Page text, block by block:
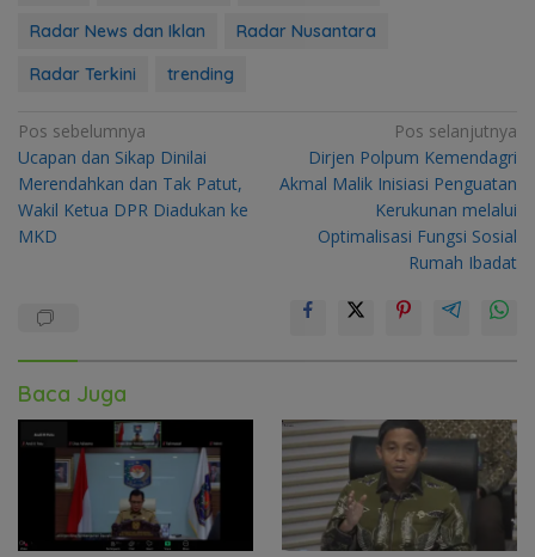
Radar News dan Iklan
Radar Nusantara
Radar Terkini
trending
Navigasi
pos
Pos sebelumnya
Ucapan dan Sikap Dinilai
Merendahkan dan Tak Patut,
Wakil Ketua DPR Diadukan ke
MKD
Pos selanjutnya
Dirjen Polpum Kemendagri
Akmal Malik Inisiasi Penguatan
Kerukunan melalui
Optimalisasi Fungsi Sosial
Rumah Ibadat
Baca Juga